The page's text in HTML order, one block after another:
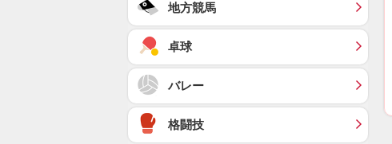
地方競馬
卓球
バレー
格闘技